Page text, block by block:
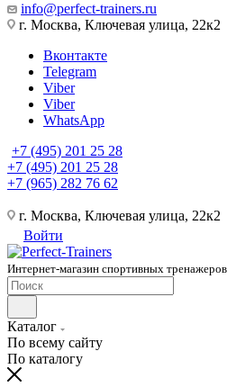
info@perfect-trainers.ru
г. Москва, Ключевая улица, 22к2
Вконтакте
Telegram
Viber
Viber
WhatsApp
+7 (495) 201 25 28
+7 (495) 201 25 28
+7 (965) 282 76 62
г. Москва, Ключевая улица, 22к2
Войти
Интернет-магазин спортивных тренажеров
Каталог
По всему сайту
По каталогу